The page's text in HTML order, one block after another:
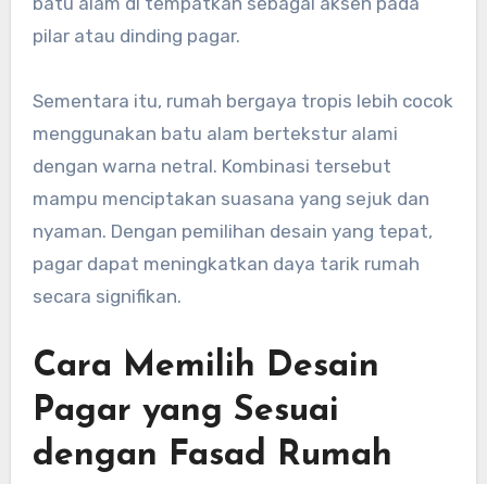
pilar atau dinding pagar.
Sementara itu, rumah bergaya tropis lebih cocok
menggunakan batu alam bertekstur alami
dengan warna netral. Kombinasi tersebut
mampu menciptakan suasana yang sejuk dan
nyaman. Dengan pemilihan desain yang tepat,
pagar dapat meningkatkan daya tarik rumah
secara signifikan.
Cara Memilih Desain
Pagar yang Sesuai
dengan Fasad Rumah